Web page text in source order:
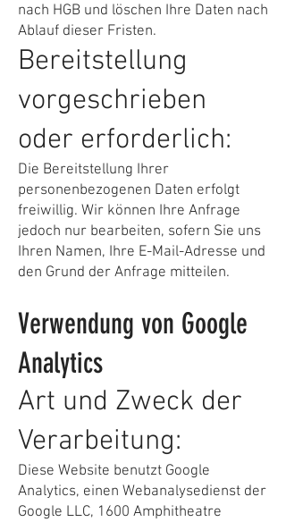
nach HGB und löschen Ihre Daten nach
Ablauf dieser Fristen.
Bereitstellung
vorgeschrieben
oder erforderlich:
Die Bereitstellung Ihrer
personenbezogenen Daten erfolgt
freiwillig. Wir können Ihre Anfrage
jedoch nur bearbeiten, sofern Sie uns
Ihren Namen, Ihre E-Mail-Adresse und
den Grund der Anfrage mitteilen.
Verwendung von Google
Analytics
Art und Zweck der
Verarbeitung:
Diese Website benutzt Google
Analytics, einen Webanalysedienst der
Google LLC, 1600 Amphitheatre